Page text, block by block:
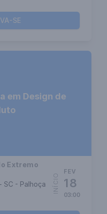
SE
em Design de
Extremo
SC - Palhoça
INÍCIO
FEV
18
03:00